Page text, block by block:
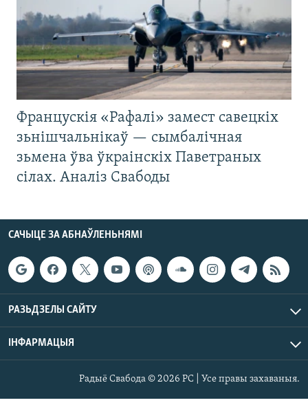
Францускія «Рафалі» замест савецкіх
зьнішчальнікаў — сымбалічная
зьмена ўва ўкраінскіх Паветраных
сілах. Аналіз Свабоды
САЧЫЦЕ ЗА АБНАЎЛЕНЬНЯМІ
РАЗЬДЗЕЛЫ САЙТУ
ІНФАРМАЦЫЯ
Радыё Свабода © 2026 РС | Усе правы захаваныя.